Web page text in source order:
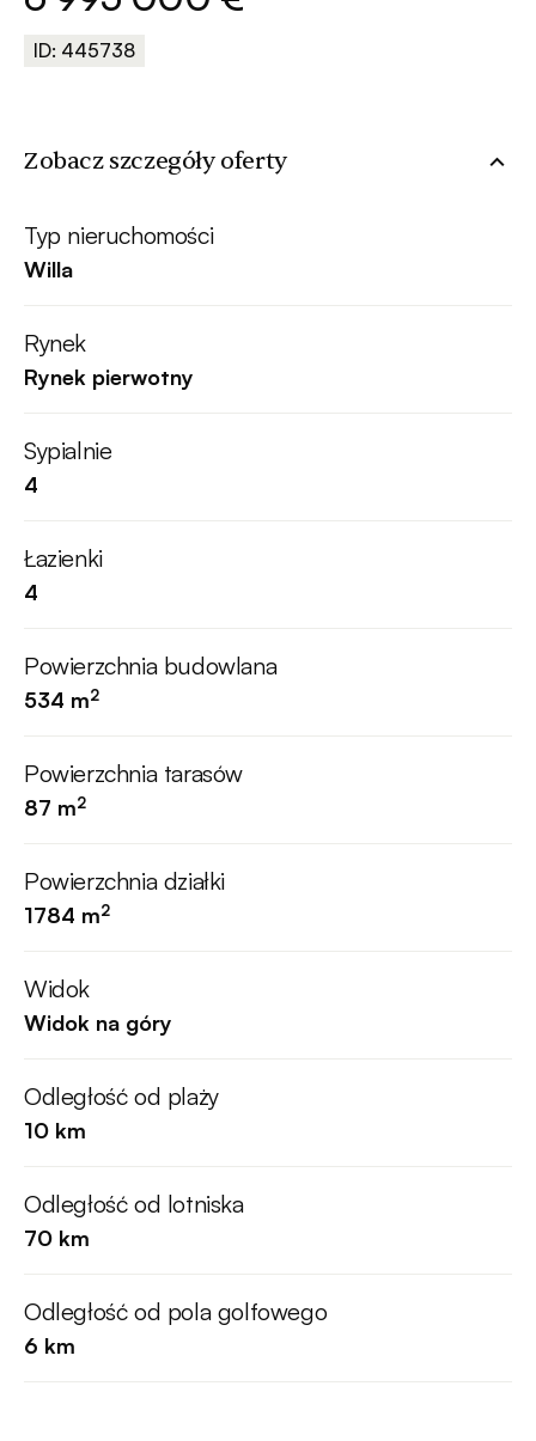
ID: 445738
Zobacz szczegóły oferty
Typ nieruchomości
Willa
Rynek
Rynek pierwotny
Sypialnie
4
Łazienki
4
Powierzchnia budowlana
534 m2
Powierzchnia tarasów
87 m2
Powierzchnia działki
1784 m2
Widok
Widok na góry
Odległość od plaży
10 km
Odległość od lotniska
70 km
Odległość od pola golfowego
6 km